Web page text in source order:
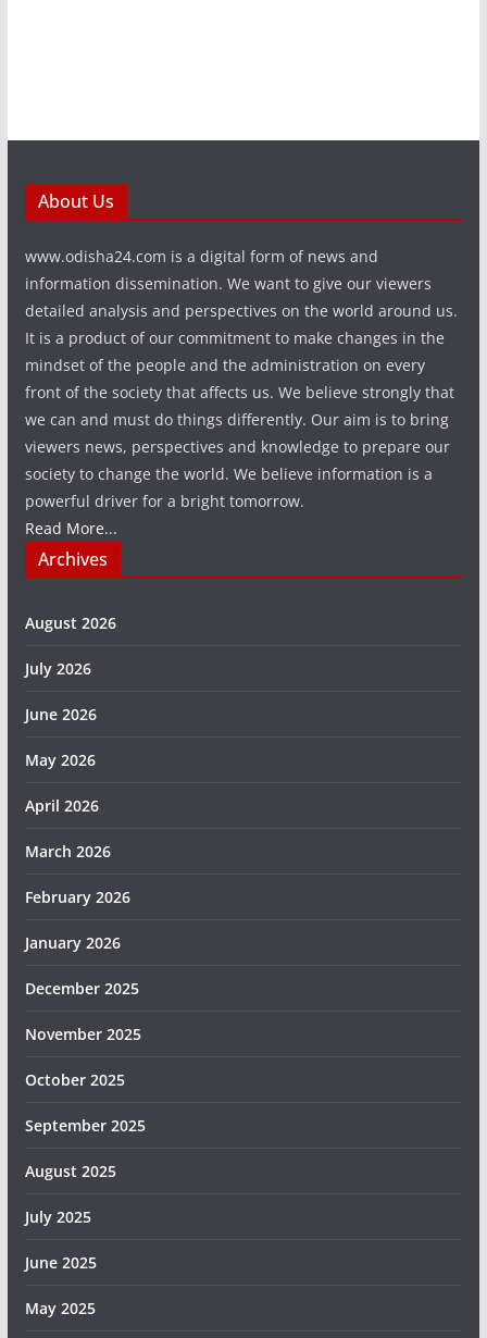
About Us
www.odisha24.com is a digital form of news and
information dissemination. We want to give our viewers
detailed analysis and perspectives on the world around us.
It is a product of our commitment to make changes in the
mindset of the people and the administration on every
front of the society that affects us. We believe strongly that
we can and must do things differently. Our aim is to bring
viewers news, perspectives and knowledge to prepare our
society to change the world. We believe information is a
powerful driver for a bright tomorrow.
Read More...
Archives
August 2026
July 2026
June 2026
May 2026
April 2026
March 2026
February 2026
January 2026
December 2025
November 2025
October 2025
September 2025
August 2025
July 2025
June 2025
May 2025